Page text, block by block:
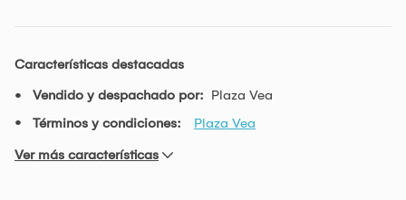
Características destacadas
Vendido y despachado por: Plaza Vea
Términos y condiciones:
Plaza Vea
Ver más características